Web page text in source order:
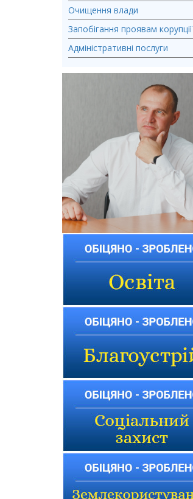
Очищення влади
Запобігання проявам корупції
Адміністративні послуги